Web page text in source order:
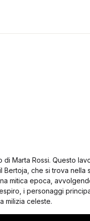
Marta Rossi. Questo
che si trova nella
mitica epoca,
i personaggi
milizia celeste.